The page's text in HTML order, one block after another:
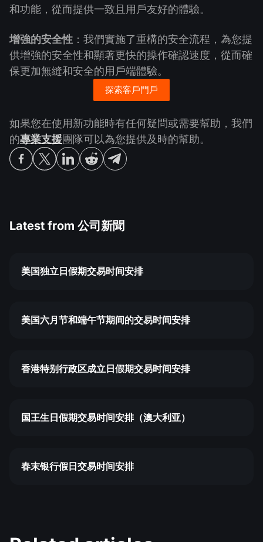
和功能，從而提供一致且用戶友好的體驗。
增強的安全性 ：我們實施了重構的安全流程，為您提
供增強的安全性和顯著更快的操作確認速度，從而確
保更加無縫和安全的用戶端體驗。
探索客戶門戶
如果您在使用新功能時有任何疑問或需要幫助，我們
的專業支援團隊可以為您提供及時的幫助。
Latest from 公司新聞
美国独立日假期交易时间安排
美国六月节和端午节期间的交易时间安排
香港特别行政区成立日假期交易时间安排
国王生日假期交易时间安排（澳大利亚）
春末银行假日交易时间安排